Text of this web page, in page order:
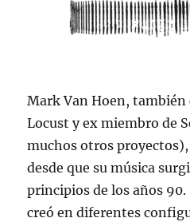
Mark Van Hoen, también
Locust y ex miembro de
muchos otros
desde que su música
principios de los años 90.
creó en diferentes